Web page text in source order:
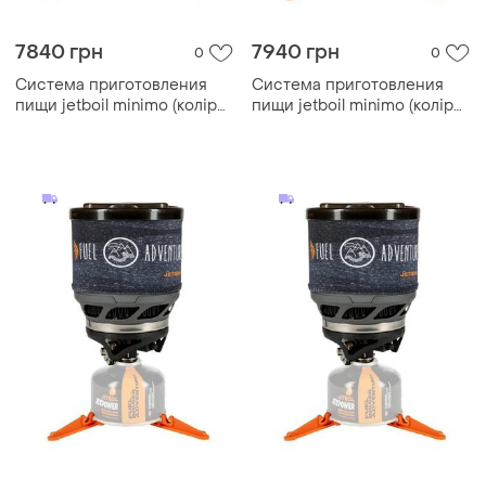
7840 грн 0
Система приготовления
пищи jetboil minimo (колір
7940 грн 0
Система приготовления
пищи jetboil minimo (колір